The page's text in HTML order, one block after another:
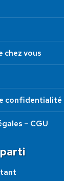
chez vous
confidentialité
– CGU